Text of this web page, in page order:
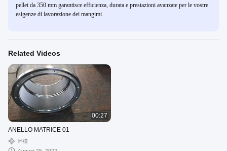
pellet da 350 mm garantisce efficienza, durata e prestazioni avanzate per le vostre
esigenze di lavorazione dei mangimi.
Related Videos
00:27
ANELLO MATRICE 01
环模